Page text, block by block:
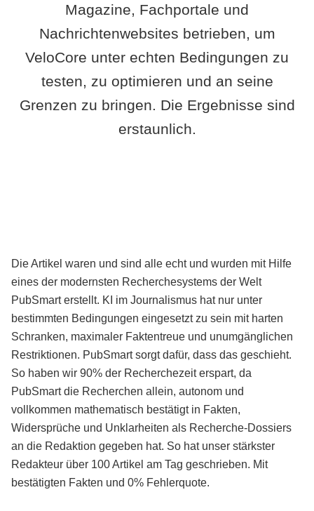
Magazine, Fachportale und
Nachrichtenwebsites betrieben, um
VeloCore unter echten Bedingungen zu
testen, zu optimieren und an seine
Grenzen zu bringen. Die Ergebnisse sind
erstaunlich.
Die Artikel waren und sind alle echt und wurden mit Hilfe
eines der modernsten Recherchesystems der Welt
PubSmart erstellt. KI im Journalismus hat nur unter
bestimmten Bedingungen eingesetzt zu sein mit harten
Schranken, maximaler Faktentreue und unumgänglichen
Restriktionen. PubSmart sorgt dafür, dass das geschieht.
So haben wir 90% der Recherchezeit erspart, da
PubSmart die Recherchen allein, autonom und
vollkommen mathematisch bestätigt in Fakten,
Widersprüche und Unklarheiten als Recherche-Dossiers
an die Redaktion gegeben hat. So hat unser stärkster
Redakteur über 100 Artikel am Tag geschrieben. Mit
bestätigten Fakten und 0% Fehlerquote.